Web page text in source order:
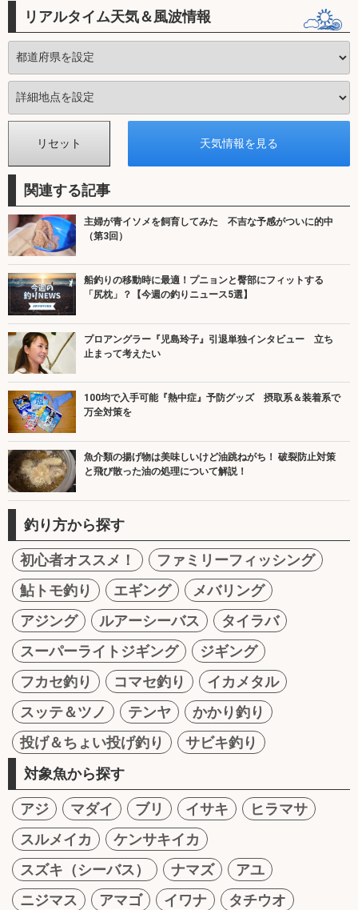
リアルタイム天気＆風波情報
関連する記事
主婦が青イソメを飼育してみた 不吉な予感がついに的中
（第3回）
船釣りの移動時に最適！プニョンと臀部にフィットする
「尻枕」？【今週の釣りニュース5選】
プロアングラー『児島玲子』引退単独インタビュー 立ち
止まって考えたい
100均で入手可能『熱中症』予防グッズ 摂取系＆装着系で
万全対策を
魚介類の揚げ物は美味しいけど油跳ねがち！ 破裂防止対策
と飛び散った油の処理について解説！
釣り方から探す
初心者オススメ！
ファミリーフィッシング
鮎トモ釣り
エギング
メバリング
アジング
ルアーシーバス
タイラバ
スーパーライトジギング
ジギング
フカセ釣り
コマセ釣り
イカメタル
スッテ＆ツノ
テンヤ
かかり釣り
投げ＆ちょい投げ釣り
サビキ釣り
対象魚から探す
アジ マダイ ブリ イサキ
ヒラマサ
スルメイカ
ケンサキイカ
スズキ（シーバス）
ナマズ
アユ
ニジマス
アマゴ イワナ
タチウオ